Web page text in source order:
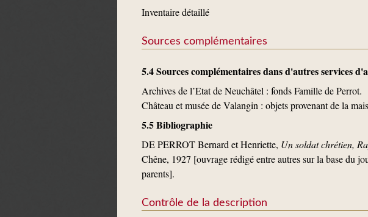
Inventaire détaillé
Sources complémentaires
5.4 Sources complémentaires dans d'autres services
Archives de l’Etat de Neuchâtel : fonds Famille de Perrot.
Château et musée de Valangin : objets provenant de la
5.5 Bibliographie
DE PERROT Bernard et Henriette, Un soldat chrétien,
Chêne, 1927 [ouvrage rédigé entre autres sur la base du
parents].
Contrôle de la description